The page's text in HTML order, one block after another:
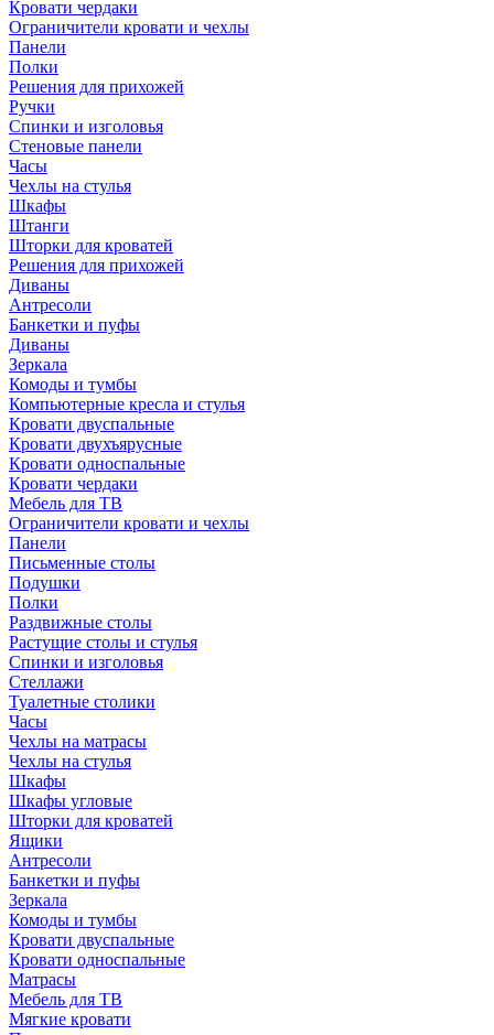
Кровати чердаки
Ограничители кровати и чехлы
Панели
Полки
Решения для прихожей
Ручки
Спинки и изголовья
Стеновые панели
Часы
Чехлы на стулья
Шкафы
Штанги
Шторки для кроватей
Решения для прихожей
Диваны
Антресоли
Банкетки и пуфы
Диваны
Зеркала
Комоды и тумбы
Компьютерные кресла и стулья
Кровати двуспальные
Кровати двухъярусные
Кровати односпальные
Кровати чердаки
Мебель для ТВ
Ограничители кровати и чехлы
Панели
Письменные столы
Подушки
Полки
Раздвижные столы
Растущие столы и стулья
Спинки и изголовья
Стеллажи
Туалетные столики
Часы
Чехлы на матрасы
Чехлы на стулья
Шкафы
Шкафы угловые
Шторки для кроватей
Ящики
Антресоли
Банкетки и пуфы
Зеркала
Комоды и тумбы
Кровати двуспальные
Кровати односпальные
Матрасы
Мебель для ТВ
Мягкие кровати